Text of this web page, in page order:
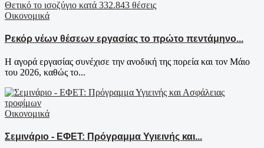
Οικονομικά
Ρεκόρ νέων θέσεων εργασίας το πρώτο πεντάμηνο...
Η αγορά εργασίας συνέχισε την ανοδική της πορεία και τον Μάιο
του 2026, καθώς το...
Οικονομικά
Σεμινάριο - ΕΦΕΤ: Πρόγραμμα Υγιεινής και...